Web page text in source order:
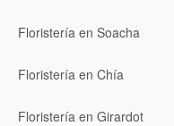
Floristería en Soacha
Floristería en Chía
Floristería en Girardot